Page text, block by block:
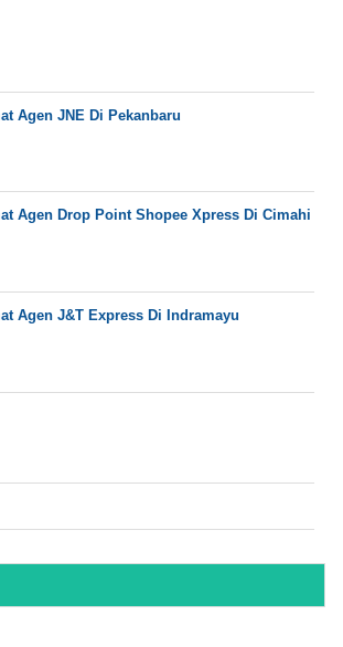
Agen JNE Di Pekanbaru
Agen Drop Point Shopee Xpress Di Cimahi
Agen J&T Express Di Indramayu